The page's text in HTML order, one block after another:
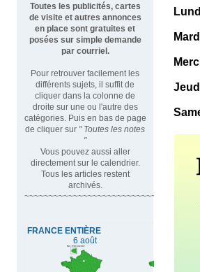
Toutes les publicités, cartes
de visite et autres annonces
en place sont gratuites et
posées sur simple demande
par courriel.
Pour retrouver facilement les
différents sujets, il suffit de
cliquer dans la colonne de
droite sur une ou l'autre des
catégories. Puis en bas de page
de cliquer sur " Toutes les notes
"
Vous pouvez aussi aller
directement sur le calendrier.
Tous les articles restent
archivés.
~~~~~~~~~~~~~~~~~~~~~~~~~~~~~~~~~